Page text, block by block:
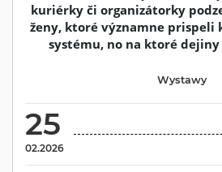
kuriérky či organizátorky
ženy, ktoré významne
systému, no na ktoré
25
02.2026
Wystawy